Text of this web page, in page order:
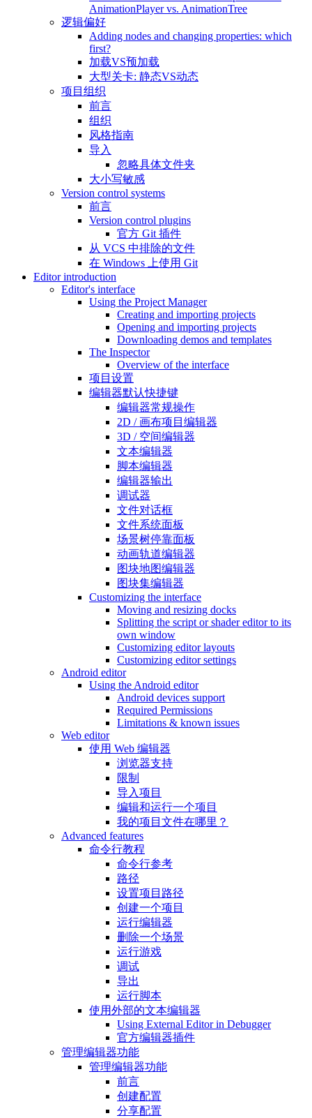
AnimationPlayer vs. AnimationTree
逻辑偏好
Adding nodes and changing properties: which
first?
加载VS预加载
大型关卡: 静态VS动态
项目组织
前言
组织
风格指南
导入
忽略具体文件夹
大小写敏感
Version control systems
前言
Version control plugins
官方 Git 插件
从 VCS 中排除的文件
在 Windows 上使用 Git
Editor introduction
Editor's interface
Using the Project Manager
Creating and importing projects
Opening and importing projects
Downloading demos and templates
The Inspector
Overview of the interface
项目设置
编辑器默认快捷键
编辑器常规操作
2D / 画布项目编辑器
3D / 空间编辑器
文本编辑器
脚本编辑器
编辑器输出
调试器
文件对话框
文件系统面板
场景树停靠面板
动画轨道编辑器
图块地图编辑器
图块集编辑器
Customizing the interface
Moving and resizing docks
Splitting the script or shader editor to its
own window
Customizing editor layouts
Customizing editor settings
Android editor
Using the Android editor
Android devices support
Required Permissions
Limitations & known issues
Web editor
使用 Web 编辑器
浏览器支持
限制
导入项目
编辑和运行一个项目
我的项目文件在哪里？
Advanced features
命令行教程
命令行参考
路径
设置项目路径
创建一个项目
运行编辑器
删除一个场景
运行游戏
调试
导出
运行脚本
使用外部的文本编辑器
Using External Editor in Debugger
官方编辑器插件
管理编辑器功能
管理编辑器功能
前言
创建配置
分享配置